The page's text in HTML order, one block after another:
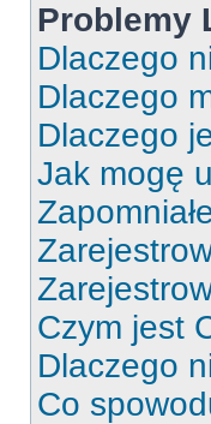
Problemy
Dlaczego
Dlaczego
Dlaczego
Jak mogę
Czym jest
Dlaczego
Co